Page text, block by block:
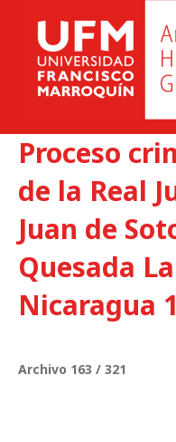
Proceso
de la Real
Juan de
Quesada
Nicaragua
Archivo 163 / 321